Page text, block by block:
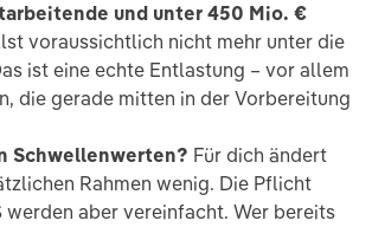
und unter 450 Mio. €
voraussichtlich nicht mehr unter die
ist eine echte Entlastung – vor allem
die gerade mitten in der Vorbereitung
Schwellenwerten? Für dich ändert
Rahmen wenig. Die Pflicht
werden aber vereinfacht. Wer bereits